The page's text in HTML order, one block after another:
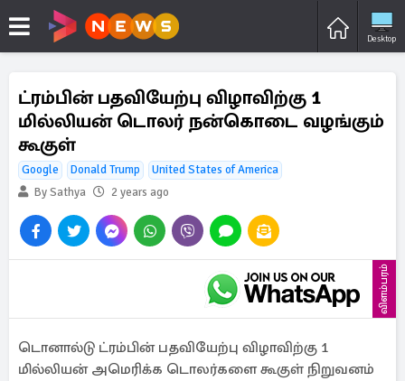
Desktop
ட்ரம்பின் பதவியேற்பு விழாவிற்கு 1
மில்லியன் டொலர் நன்கொடை வழங்கும்
கூகுள்
Google Donald Trump
United States of America
By Sathya
2 years ago
விளம்பரம்
டொனால்டு ட்ரம்பின் பதவியேற்பு விழாவிற்கு 1
மில்லியன் அமெரிக்க டொலர்களை கூகுள் நிறுவனம்